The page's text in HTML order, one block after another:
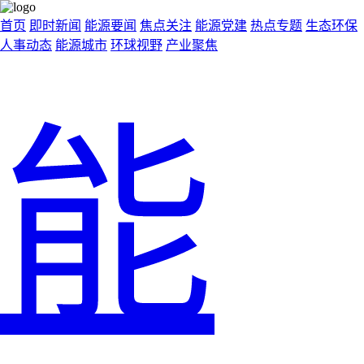
首页 即时新闻 能源要闻 焦点关注 能源党建 热点专题 生态环保
人事动态 能源城市 环球视野 产业聚焦
能